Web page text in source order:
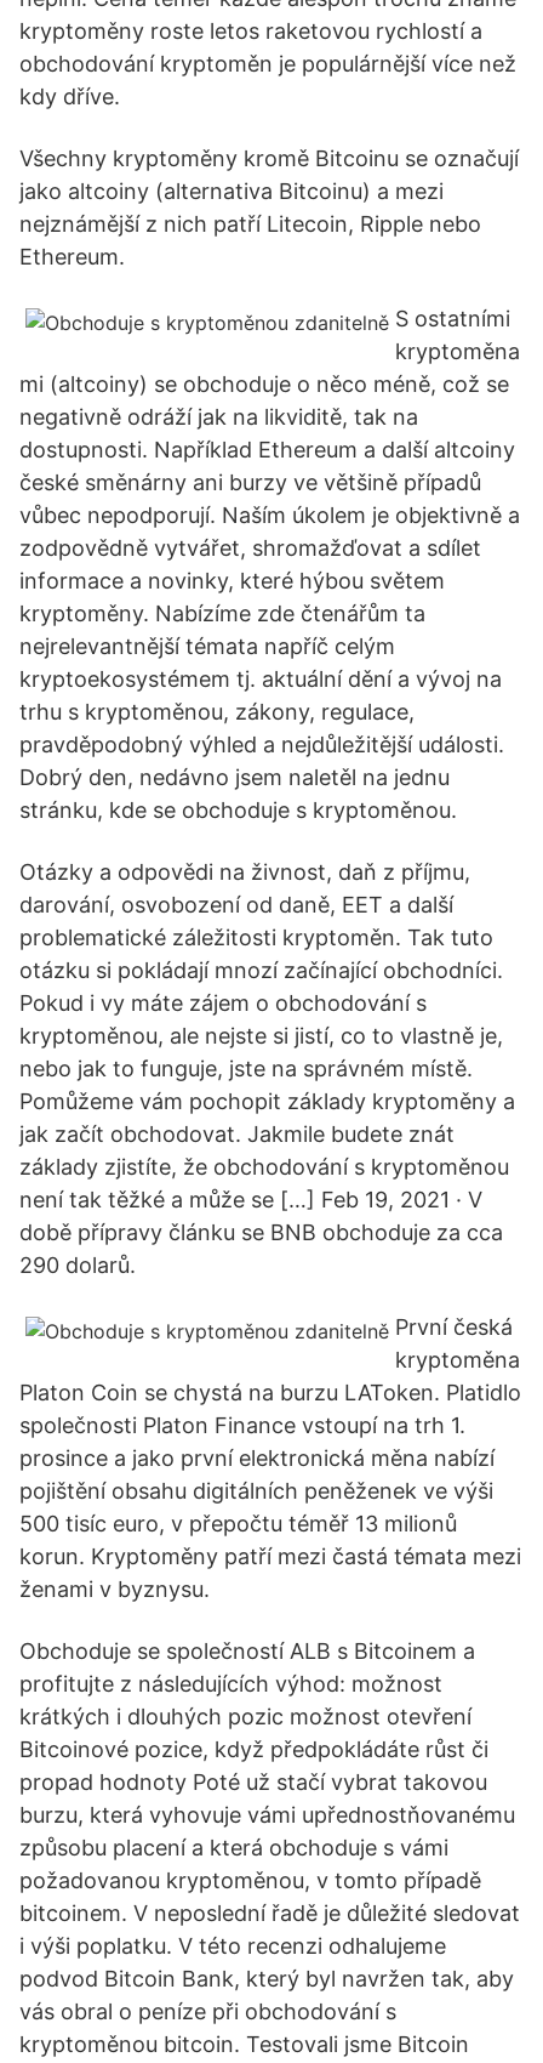
kryptoměny roste letos raketovou rychlostí a
obchodování kryptoměn je populárnější více než
kdy dříve.
Všechny kryptoměny kromě Bitcoinu se označují
jako altcoiny (alternativa Bitcoinu) a mezi
nejznámější z nich patří Litecoin, Ripple nebo
Ethereum.
S ostatními
kryptoměna
mi (altcoiny) se obchoduje o něco méně, což se
negativně odráží jak na likviditě, tak na
dostupnosti. Například Ethereum a další altcoiny
české směnárny ani burzy ve většině případů
vůbec nepodporují. Naším úkolem je objektivně a
zodpovědně vytvářet, shromažďovat a sdílet
informace a novinky, které hýbou světem
kryptoměny. Nabízíme zde čtenářům ta
nejrelevantnější témata napříč celým
kryptoekosystémem tj. aktuální dění a vývoj na
trhu s kryptoměnou, zákony, regulace,
pravděpodobný výhled a nejdůležitější události.
Dobrý den, nedávno jsem naletěl na jednu
stránku, kde se obchoduje s kryptoměnou.
Otázky a odpovědi na živnost, daň z příjmu,
darování, osvobození od daně, EET a další
problematické záležitosti kryptoměn. Tak tuto
otázku si pokládají mnozí začínající obchodníci.
Pokud i vy máte zájem o obchodování s
kryptoměnou, ale nejste si jistí, co to vlastně je,
nebo jak to funguje, jste na správném místě.
Pomůžeme vám pochopit základy kryptoměny a
jak začít obchodovat. Jakmile budete znát
základy zjistíte, že obchodování s kryptoměnou
není tak těžké a může se […] Feb 19, 2021 · V
době přípravy článku se BNB obchoduje za cca
290 dolarů.
První česká
kryptoměna
Platon Coin se chystá na burzu LAToken. Platidlo
společnosti Platon Finance vstoupí na trh 1.
prosince a jako první elektronická měna nabízí
pojištění obsahu digitálních peněženek ve výši
500 tisíc euro, v přepočtu téměř 13 milionů
korun. Kryptoměny patří mezi častá témata mezi
ženami v byznysu.
Obchoduje se společností ALB s Bitcoinem a
profitujte z následujících výhod: možnost
krátkých i dlouhých pozic možnost otevření
Bitcoinové pozice, když předpokládáte růst či
propad hodnoty Poté už stačí vybrat takovou
burzu, která vyhovuje vámi upřednostňovanému
způsobu placení a která obchoduje s vámi
požadovanou kryptoměnou, v tomto případě
bitcoinem. V neposlední řadě je důležité sledovat
i výši poplatku. V této recenzi odhalujeme
podvod Bitcoin Bank, který byl navržen tak, aby
vás obral o peníze při obchodování s
kryptoměnou bitcoin. Testovali jsme Bitcoin